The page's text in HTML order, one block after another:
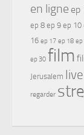
en ligne ep
ep 8 ep 9 ep 10
16 ep 17 ep 18 ep
ep 30 film
Jerusalem live
regarder